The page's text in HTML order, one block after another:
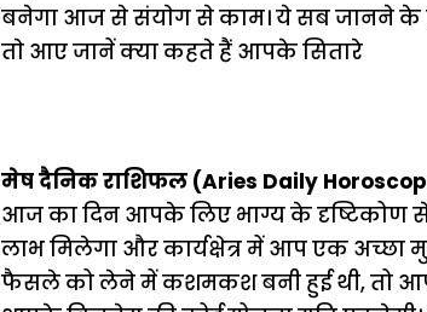
बनेगा आज से संयाेग से काम। ये सब जानने
ताे आए जानें क्या कहते हैं आपके सितारे
मेष दैनिक राशिफल (Aries Daily
आज का दिन आपके लिए भाग्य के दृष्टिकोण
लाभ मिलेगा और कार्यक्षेत्र में आप एक
फैसले को लेने में कशमकश बनी हुई थी, तो